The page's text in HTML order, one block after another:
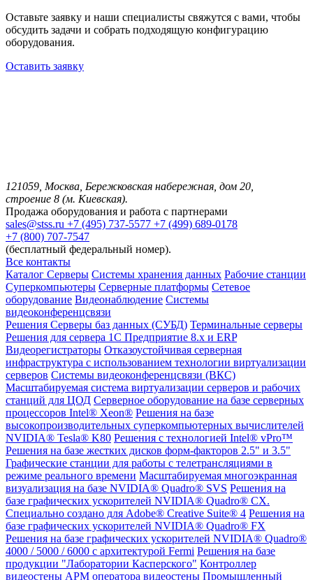
Оставьте заявку и наши специалисты свяжутся с вами, чтобы
обсудить задачи и собрать подходящую конфигурацию
оборудования.
Оставить заявку
121059, Москва, Бережковская набережная, дом 20,
строение 8 (м. Киевская).
Продажа оборудования и работа с партнерами
sales@stss.ru +7 (495) 737-5577 +7 (499) 689-0178
+7 (800) 707-7547
(бесплатный федеральный номер).
Все контакты
Каталог Серверы Системы хранения данных Рабочие станции
Суперкомпьютеры Серверные платформы Сетевое
оборудование Видеонаблюдение Системы
видеоконференцсвязи
Решения Серверы баз данных (СУБД) Терминальные серверы
Решения для сервера 1С Предприятие 8.x и ERP
Видеорегистраторы Отказоустойчивая серверная
инфраструктура с использованием технологии виртуализации
серверов Системы видеоконференцсвязи (ВКС)
Масштабируемая система виртуализации серверов и рабочих
станций для ЦОД Серверное оборудование на базе серверных
процессоров Intel® Xeon® Решения на базе
высокопроизводительных суперкомпьютерных вычислителей
NVIDIA® Tesla® K80 Решения с технологией Intel® vPro™
Решения на базе жестких дисков форм-факторов 2.5" и 3.5"
Графические станции для работы с телетрансляциями в
режиме реального времени Масштабируемая многоэкранная
визуализация на базе NVIDIA® Quadro® SVS Решения на
базе графических ускорителей NVIDIA® Quadro® CX.
Специально создано для Adobe® Creative Suite® 4 Решения на
базе графических ускорителей NVIDIA® Quadro® FX
Решения на базе графических ускорителей NVIDIA® Quadro®
4000 / 5000 / 6000 с архитектурой Fermi Решения на базе
продукции "Лаборатории Касперского" Контроллер
видеостены АРМ оператора видеостены Промышленный